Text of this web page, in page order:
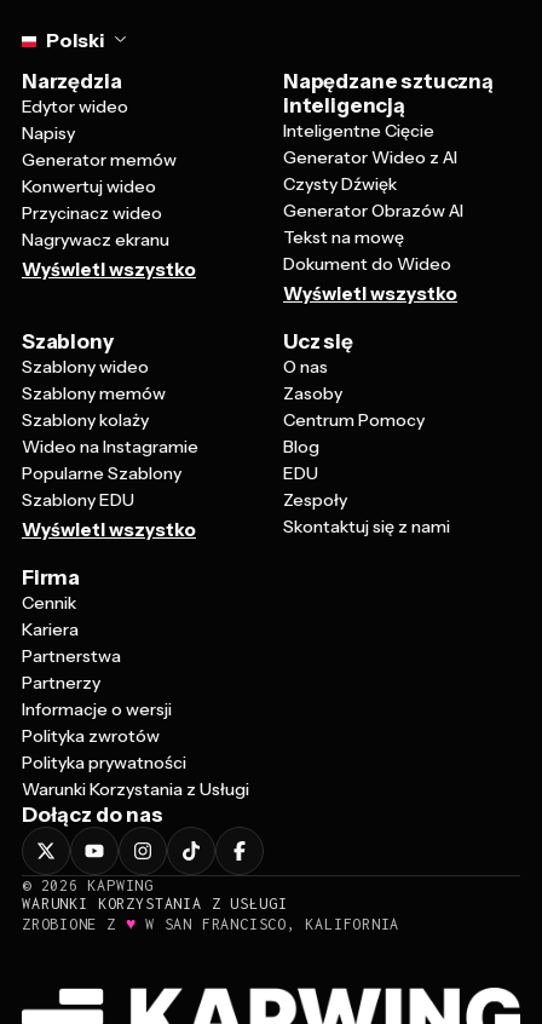
Polski
Narzędzia
Edytor wideo
Napisy
Generator memów
Konwertuj wideo
Przycinacz wideo
Nagrywacz ekranu
Wyświetl wszystko
Napędzane sztuczną
inteligencją
Inteligentne Cięcie
Generator Wideo z AI
Czysty Dźwięk
Generator Obrazów AI
Tekst na mowę
Dokument do Wideo
Wyświetl wszystko
Szablony
Szablony wideo
Szablony memów
Szablony kolaży
Wideo na Instagramie
Popularne Szablony
Szablony EDU
Wyświetl wszystko
Ucz się
O nas
Zasoby
Centrum Pomocy
Blog
EDU
Zespoły
Skontaktuj się z nami
Firma
Cennik
Kariera
Partnerstwa
Partnerzy
Informacje o wersji
Polityka zwrotów
Polityka prywatności
Warunki Korzystania z Usługi
Dołącz do nas
© 2026
KAPWING
WARUNKI KORZYSTANIA Z USŁUGI
ZROBIONE Z ♥ W SAN FRANCISCO, KALIFORNIA